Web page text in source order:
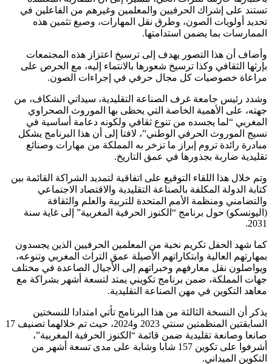
تستند على إشراك الحرفيين والمعلمين وغيرهم من الفاعلين في
تحديد أولويات الصون، وطرق نقل المهارات، وصيغ تثمين هذه
الممارسات بما يضمن استدامتها.
وأضاف أن هذا التصور يهدف إلى ترسيخ اعتزاز هذه المجتمعات
بإرثها الثقافي وكذا ترسيخ شعورها بالانتماء إليه، مع الحرص على
مراعاة خصوصيات كل مجال حرفي في إجراءات الصون.
وشدد رئيس جامعة غرف الصناعة التقليدية، سيداتي الشكاف، من
جهته، على الأهمية الخاصة التي يحظى بها الموروث الصحراوي
المغربي “لما يجسده من تنوع ثقافي ولكونه دعامة أساسية في
نسيج الموروث الحرفي الوطني”، لافتا إلى أن هذا البرنامج يشكل
مبادرة رائدة تروم إبراز ما تزخر به المملكة من مهارات وصنائع
تقليدية ضاربة بجذورها في عمق التاريخ.
وتم خلال هذا اللقاء التوقيع على اتفاقية لتمديد الشراكة القائمة بين
كتابة الدولة المكلفة بالصناعة التقليدية والاقتصاد الاجتماعي
والتضامني ومنظمة الأمم المتحدة للتربية والعلم والثقافة
(اليونسكو) حول برنامج “الكنوز الحرفية المغربية” إلى غاية سنة
2031.
كما شهد الحفل تكريم نخبة من المعلمين الحرفيين الذين يجسدون
بمهارتهم العالية وابتكاراتهم الأصيلة عمق التراث المغربي وتنوعه،
ويواصلون نقل معارفهم وخبراتهم إلى الأجيال الصاعدة في مختلف
جهات المملكة، ضمن برنامج تكويني يمتد لتسعة أشهر بشراكة مع
معاهد التكوين في مهن الصناعة التقليدية.
يذكر أن النسخة الثالثة من هذا البرنامج تأتي امتدادا للنسختين
السابقتين المنظمتين سنتي 2023 و2024، حيث تم خلالهما تصنيف 17
صانعا وصانعة تقليدية ضمن قائمة “الكنوز الحرفية المغربية”،
أشرفوا على تكوين 157 شابا وشابة على مدى تسعة أشهر من
التكوين الميداني.